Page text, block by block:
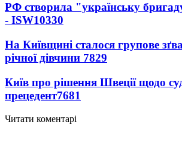
РФ створила "українську
- ISW10330
На Київщині сталося групове
річної дівчини 7829
Київ про рішення Швеції щодо
прецедент7681
Читати коментарі